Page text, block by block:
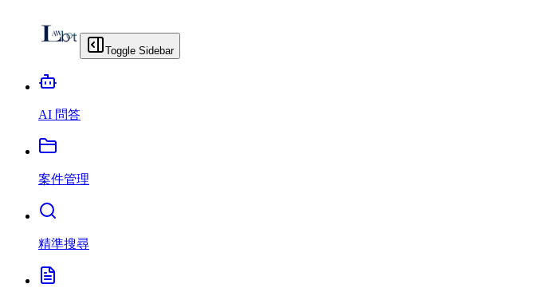
Toggle Sidebar
AI 問答
案件管理
精準搜尋